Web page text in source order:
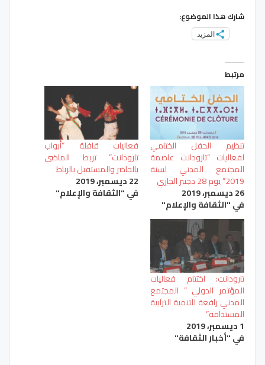
شارك هذا الموضوع:
المزيد
مرتبط
تنظيم الحفل الختامي
لفعاليات “تارودانت عاصمة
المجتمع المدني لسنة
2019” يوم 28 دجنبر الجاري
26 ديسمبر، 2019
في "الثقافة والإعلام"
فعاليات قافلة “أبواب
تارودانت” تربط الماضي
بالحاضر والمستقبل بالرباط
22 ديسمبر، 2019
في "الثقافة والإعلام"
تارودانت: اختتام فعاليات
المؤتمر الدولي ” المجتمع
المدني رافعة للتنمية الترابية
المستدامة”
1 ديسمبر، 2019
في "أخبار الثقافة"